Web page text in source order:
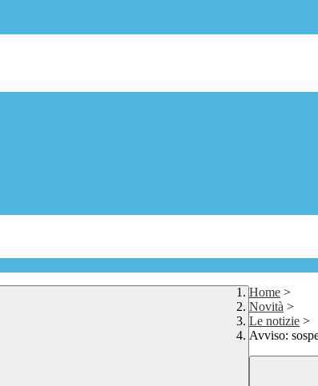
Home >
Novità >
Le notizie >
Avviso: